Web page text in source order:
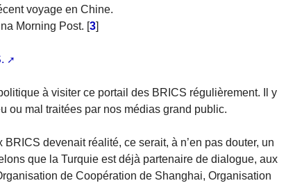
voyage en Chine.
Morning Post. [3]
à visiter ce portail des BRICS régulièrement. Il y
ou mal traitées par nos médias grand public.
devenait réalité, ce serait, à n’en pas douter, un
que la Turquie est déjà partenaire de dialogue, aux
de Coopération de Shanghai, Organisation